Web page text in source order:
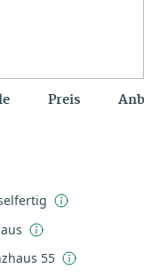
Preis
55